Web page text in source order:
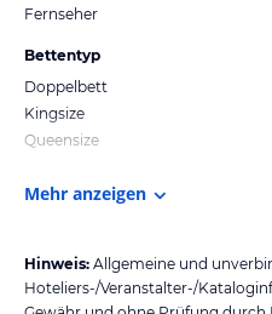
Fernseher
Bettentyp
Doppelbett
Kingsize
Queensize
Mehr anzeigen
Hinweis: Allgemeine und
Hoteliers-/Veranstalter-/